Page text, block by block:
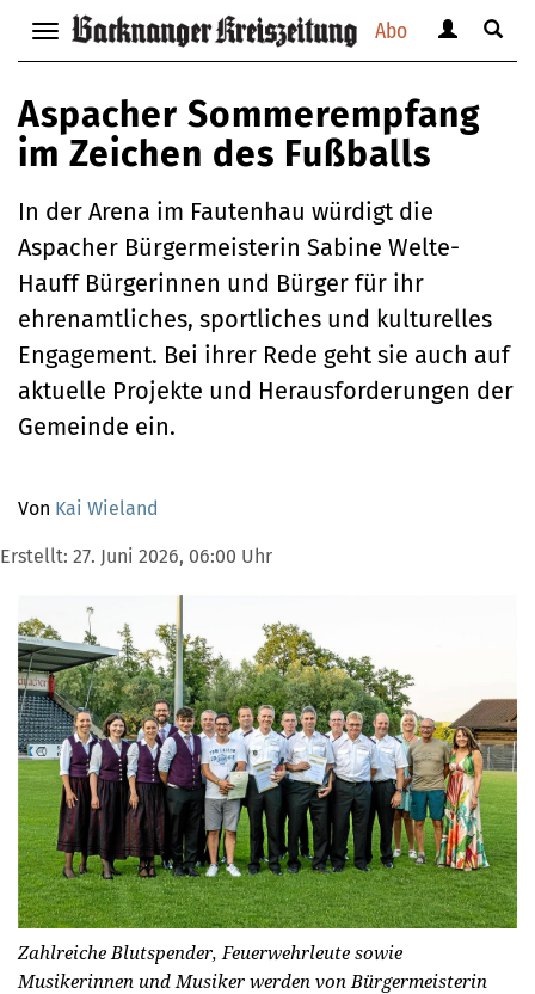
Abo
Navigation
anzeigen
verbergen
anzeigen
verbergen
Suche
Aspacher Sommerempfang
im Zeichen des Fußballs
In der Arena im Fautenhau würdigt die
Aspacher Bürgermeisterin Sabine Welte-
Hauff Bürgerinnen und Bürger für ihr
ehrenamtliches, sportliches und kulturelles
Engagement. Bei ihrer Rede geht sie auch auf
aktuelle Projekte und Herausforderungen der
Gemeinde ein.
Von Kai Wieland
Erstellt: 27. Juni 2026, 06:00 Uhr
Zahlreiche Blutspender, Feuerwehrleute sowie
Musikerinnen und Musiker werden von Bürgermeisterin